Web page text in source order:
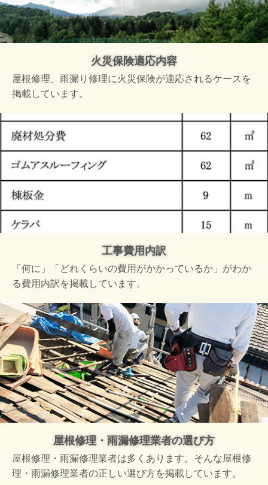
火災保険適応内容
屋根修理、雨漏り修理に火災保険が適応されるケースを
掲載しています。
工事費用内訳
「何に」「どれくらいの費用がかかっているか」がわか
る費用内訳を掲載しています。
屋根修理・雨漏修理業者の選び方
屋根修理・雨漏修理業者は多くあります。そんな屋根修
理・雨漏修理業者の正しい選び方を掲載しています。